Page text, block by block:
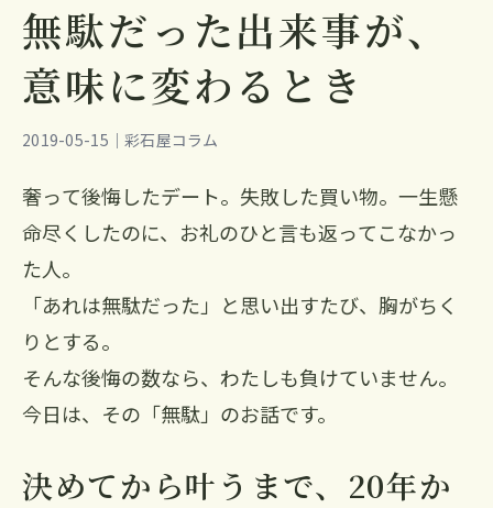
無駄だった出来事が、
意味に変わるとき
2019-05-15｜彩石屋コラム
奢って後悔したデート。失敗した買い物。一生懸
命尽くしたのに、お礼のひと言も返ってこなかっ
た人。
「あれは無駄だった」と思い出すたび、胸がちく
りとする。
そんな後悔の数なら、わたしも負けていません。
今日は、その「無駄」のお話です。
決めてから叶うまで、20年か